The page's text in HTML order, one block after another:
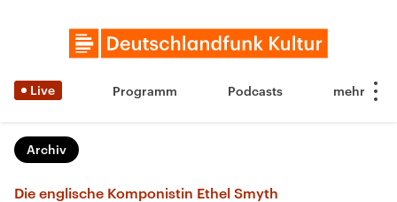
Live Programm Podcasts
Archiv
Die englische Komponistin Ethel Smyth